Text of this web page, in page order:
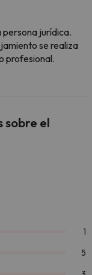
jurídica.
se realiza
profesional.
sobre el